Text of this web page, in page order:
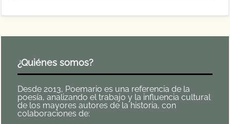
¿Quiénes somos?
Desde 2013, Poemario es una referencia de la
poesía, analizando el trabajo y la influencia cultural
de los mayores autores de la historia, con
colaboraciones de: